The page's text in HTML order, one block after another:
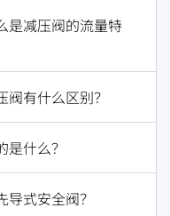
是减压阀的流量特
有什么区别？
什么？
式安全阀？